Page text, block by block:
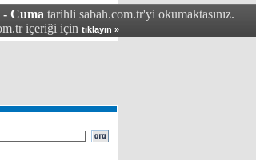
- Cuma tarihli sabah.com.tr'yi okumaktasınız.
içeriği için tıklayın »